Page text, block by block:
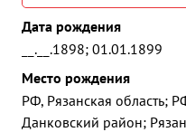
Дата рождения
__.__.1898; 01.01.1899
Место рождения
РФ, Рязанская область;
Данковский район;